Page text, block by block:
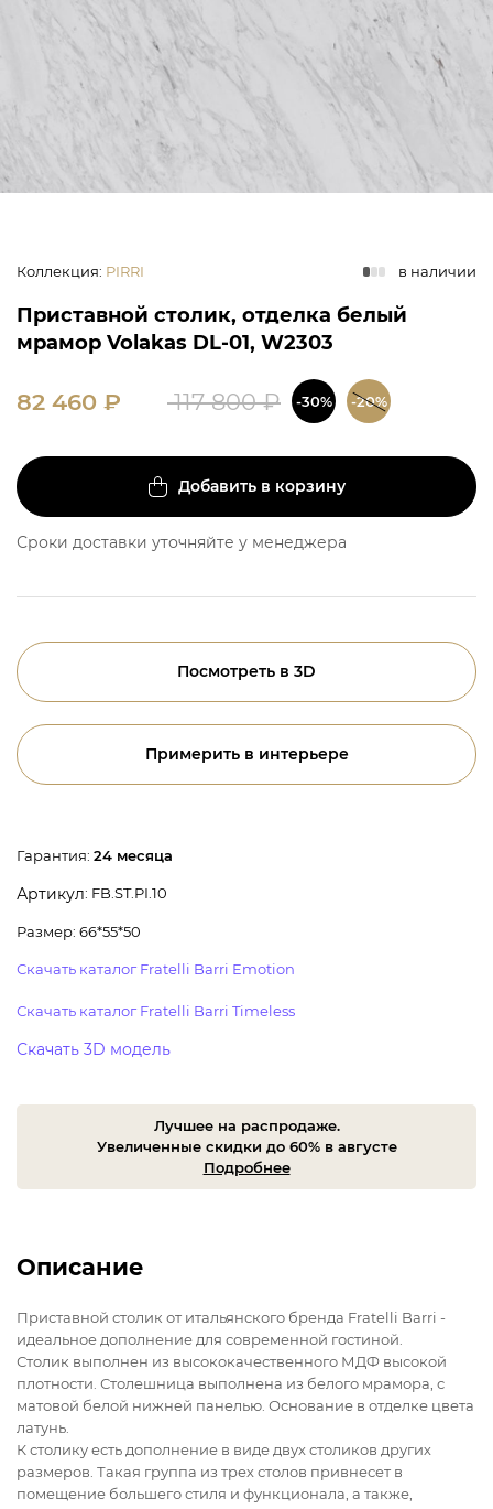
Коллекция: PIRRI в наличии
Приставной столик, отделка белый
мрамор Volakas DL-01, W2303
82 460 ₽ 117 800₽ -30% -20%
Добавить в корзину
Сроки доставки уточняйте у менеджера
Посмотреть в 3D
Примерить в интерьере
Гарантия: 24 месяца
Артикул: FB.ST.PI.10
Размер: 66*55*50
Скачать каталог Fratelli Barri Emotion
Скачать каталог Fratelli Barri Timeless
Скачать 3D модель
Лучшее на распродаже.
Увеличенные скидки до 60% в августе
Подробнее
Описание
Приставной столик от итальянского бренда Fratelli Barri -
идеальное дополнение для современной гостиной.
Столик выполнен из высококачественного МДФ высокой
плотности. Столешница выполнена из белого мрамора, с
матовой белой нижней панелью. Основание в отделке цвета
латунь.
К столику есть дополнение в виде двух столиков других
размеров. Такая группа из трех столов привнесет в
помещение большего стиля и функционала, а также,